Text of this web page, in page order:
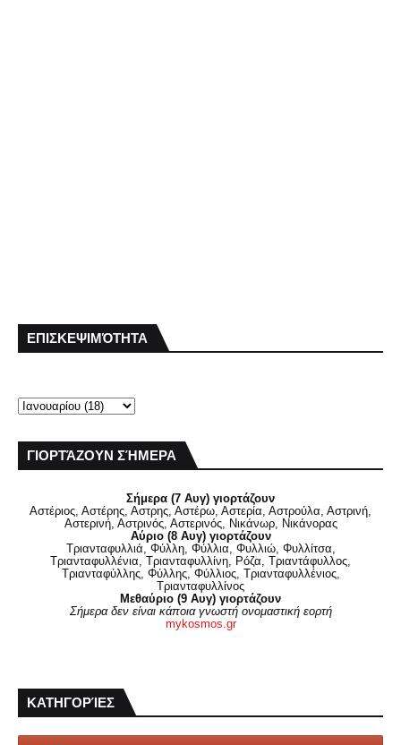
ΕΠΙΣΚΕΨΙΜΌΤΗΤΑ
ΓΙΟΡΤΆΖΟΥΝ ΣΉΜΕΡΑ
Σήμερα (7 Αυγ) γιορτάζουν
Αστέριος, Αστέρης, Αστρης, Αστέρω, Αστερία, Αστρούλα, Αστρινή,
Αστερινή, Αστρινός, Αστερινός, Νικάνωρ, Νικάνορας
Αύριο (8 Αυγ) γιορτάζουν
Τριανταφυλλιά, Φύλλη, Φύλλια, Φυλλιώ, Φυλλίτσα,
Τριανταφυλλένια, Τριανταφυλλίνη, Ρόζα, Τριαντάφυλλος,
Τριανταφύλλης, Φύλλης, Φύλλιος, Τριανταφυλλένιος,
Τριανταφυλλίνος
Μεθαύριο (9 Αυγ) γιορτάζουν
Σήμερα δεν είναι κάποια γνωστή ονομαστική εορτή
mykosmos.gr
ΚΑΤΗΓΟΡΊΕΣ